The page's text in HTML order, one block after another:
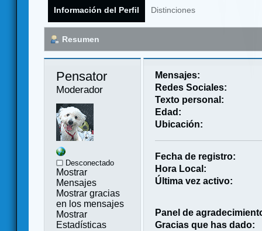
Información del Perfil Distinciones
Resumen
Pensator
Moderador
Desconectado
Mostrar
Mensajes
Mostrar gracias
en los mensajes
Mostrar
Estadísticas
Mensajes:
Redes Sociales:
Texto personal:
Edad:
Ubicación:
Fecha de registro:
Hora Local:
Última vez activo:
Panel de
Gracias que has dado: